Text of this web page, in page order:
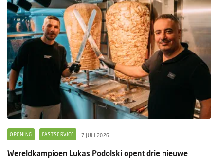
OPENING FASTSERVICE 7 JULI 2026
Wereldkampioen Lukas Podolski opent drie nieuwe